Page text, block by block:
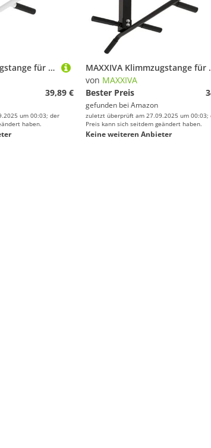
MAXXIVA Klimmzugstange für Deckenmontage hellgrau Workout Kraftübungen Bodybuilding Fitness-Training Reckstange Multifunktionen
39,89 €
um 00:03; der
haben.
MAXXIVA Klimmzugstange
von MAXXIVA
Bester Preis
gefunden bei Amazon
zuletzt überprüft am 27.09.2025 um 00:03;
Preis kann sich seitdem geändert haben.
Keine weiteren Anbieter